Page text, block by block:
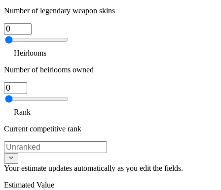
Number of legendary weapon skins
Heirlooms
Number of heirlooms owned
Rank
Current competitive rank
Your estimate updates automatically as you edit the fields.
Estimated Value